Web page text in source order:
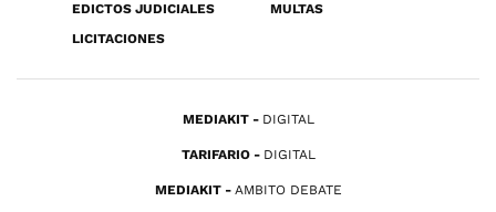
EDICTOS JUDICIALES
MULTAS
LICITACIONES
MEDIAKIT DIGITAL
TARIFARIO DIGITAL
MEDIAKIT AMBITO DEBATE